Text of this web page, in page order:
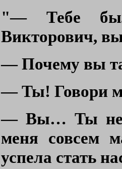
"— Тебе
Викторович,
— Почему вы
— Ты! Говори
— Вы… Ты
меня совсем
успела стать